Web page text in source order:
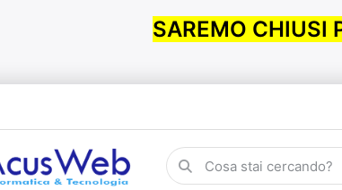
SAREMO CHIUSI